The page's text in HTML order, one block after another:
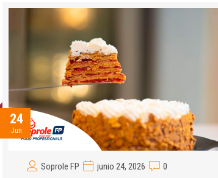
24
Jun
Soprole FP junio 24, 2026 0